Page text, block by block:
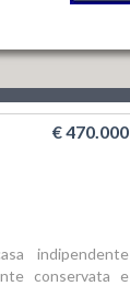
€ 470.000
indipendente
conservata e